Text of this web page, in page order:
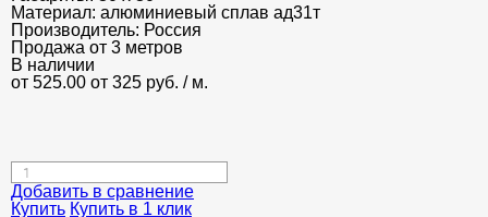
Материал: алюминиевый сплав ад31т
Производитель: Россия
Продажа от 3 метров
В наличии
от 525.00 от 325 руб. / м.
Добавить в сравнение
Купить Купить в 1 клик